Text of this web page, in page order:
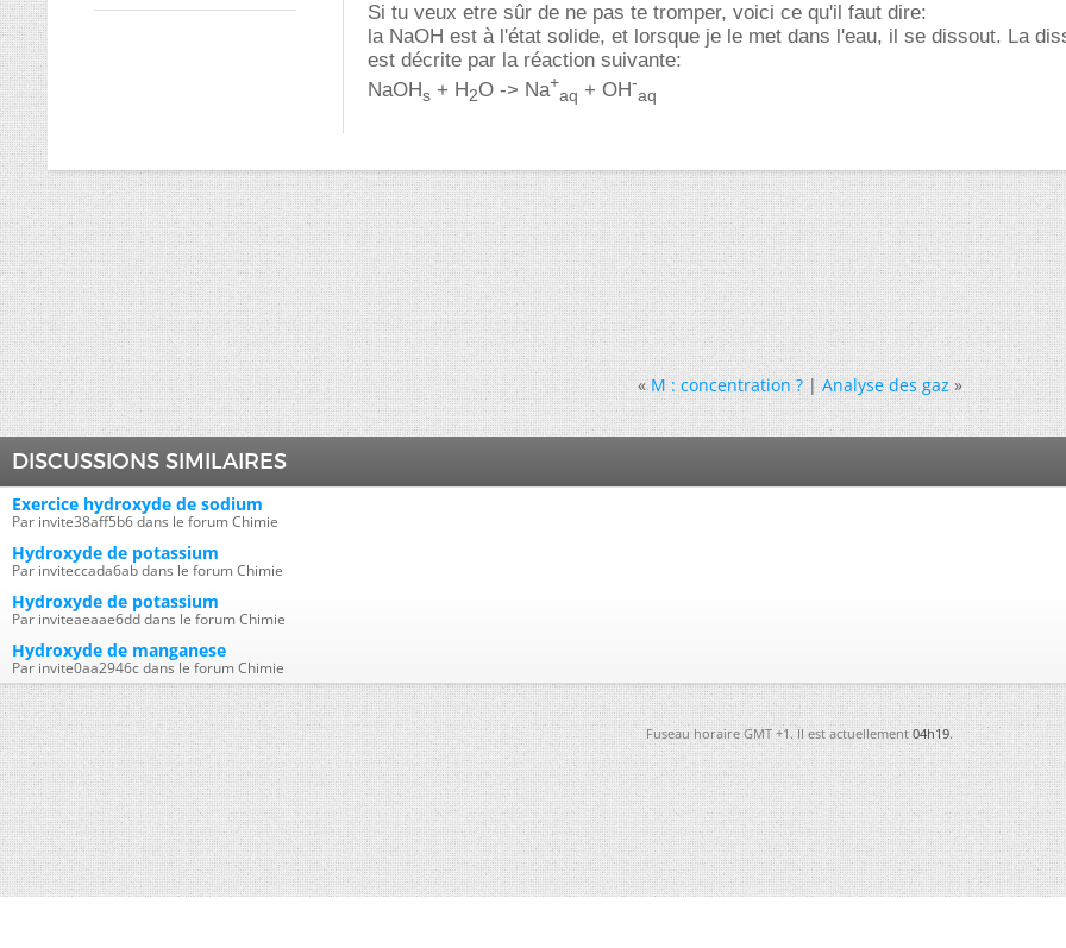
Si tu veux etre sûr de ne pas te tromper, voici ce qu'il faut dire:
la NaOH est à l'état solide, et lorsque je le met dans l'eau, il se dissout. La
est décrite par la réaction suivante:
NaOHs + H2O -> Na+
aq + OH-
aq
« M : concentration ?|Analyse des gaz »
DISCUSSIONS SIMILAIRES
Exercice hydroxyde de sodium
Par invite38aff5b6 dans le forum Chimie
Hydroxyde de potassium
Par inviteccada6ab dans le forum Chimie
Hydroxyde de potassium
Par inviteaeaae6dd dans le forum Chimie
Hydroxyde de manganese
Par invite0aa2946c dans le forum Chimie
Fuseau horaire GMT +1. Il est actuellement04h19.